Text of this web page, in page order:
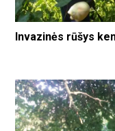
Invazinės rūšys